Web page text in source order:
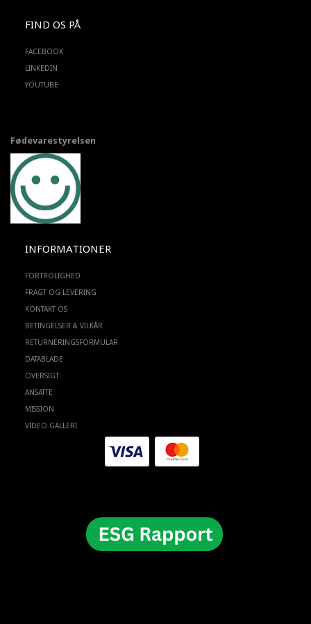
FIND OS PÅ
FACEBOOK
LINKEDIN
YOUTUBE
Fødevarestyrelsen
INFORMATIONER
FORTROLIGHED
FRAGT OG LEVERING
KONTAKT OS
BETINGELSER & VILKÅR
RETURNERINGSFORMULAR
DATABLADE
OVERSIGT
ANSATTE
MISSION
VIDEO GALLERI